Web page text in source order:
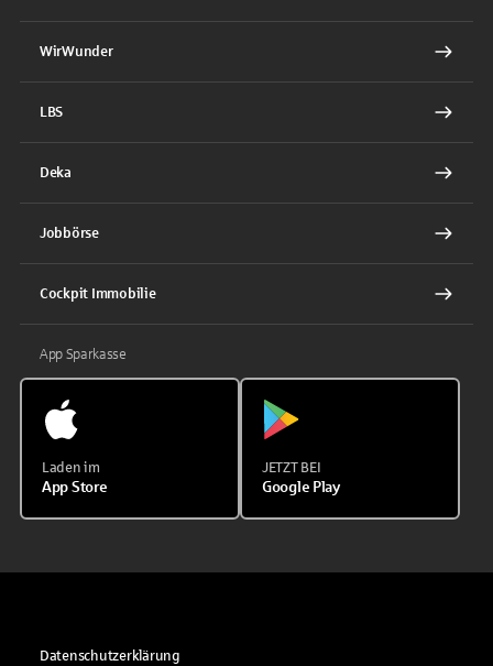
WirWunder
LBS
Deka
Jobbörse
Cockpit Immobilie
App Sparkasse
Laden im
App Store
JETZT BEI
Google Play
Datenschutzerklärung